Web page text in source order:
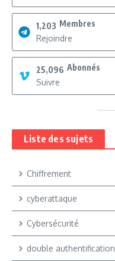
1,203 Membres
Rejoindre
25,096 Abonnés
Suivre
Liste des sujets
Chiffrement
cyberattaque
Cybersécurité
double authentification